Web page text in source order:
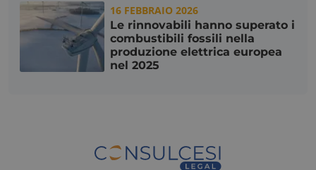
16 FEBBRAIO 2026
Le rinnovabili hanno superato i
combustibili fossili nella
produzione elettrica europea
nel 2025
_ga_43LZ6EVDJX